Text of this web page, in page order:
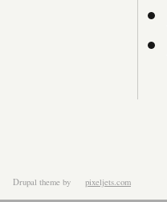
Drupal theme by pixeljets.com